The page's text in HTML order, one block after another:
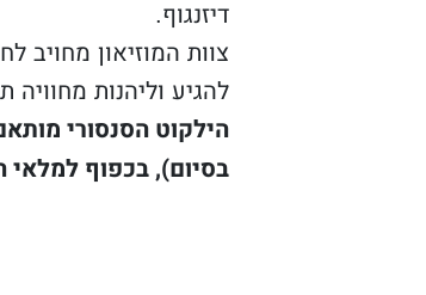
דיזנגוף.
צוות המוזיאון מחויב
להגיע וליהנות
הילקוט הסנסורי
בסיום), בכפוף למלאי